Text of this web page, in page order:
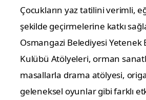
Çocukların yaz tatilini verimli,
şekilde geçirmelerine katkı
Osmangazi Belediyesi Yetenek
Kulübü Atölyeleri, orman
masallarla drama atölyesi,
geleneksel oyunlar gibi farklı